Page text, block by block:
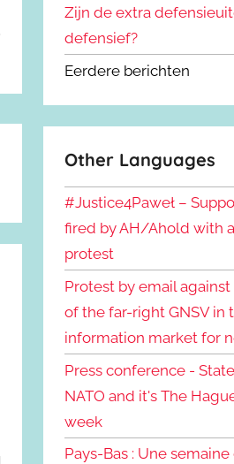
Zijn de extra
defensief?
Eerdere berichten
Other Languages
#Justice4Paweł –
fired by AH/Ahold with
protest
Protest by email
of the far-right GNSV in
information market for
Press conference -
NATO and it's The
week
Pays-Bas : Une